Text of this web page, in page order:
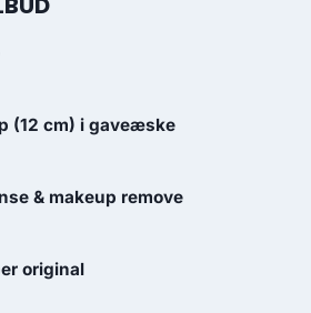
(12 cm) i gaveæske
& makeup remove
original